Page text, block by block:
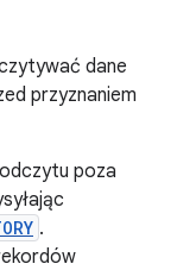
dane
przyznaniem
poza
.